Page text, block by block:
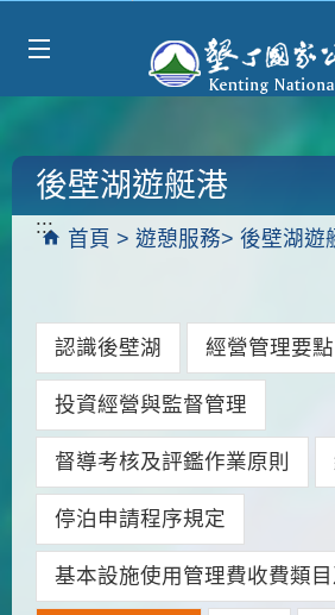
:::
首頁 遊憩服務 後壁湖遊
後壁湖遊艇港
認識後壁湖 經營管理要點
投資經營與監督管理
督導考核及評鑑作業原則
停泊申請程序規定
基本設施使用管理費收費類